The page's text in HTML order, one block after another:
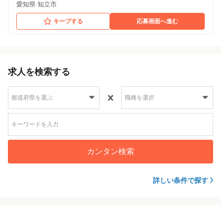
愛知県 知立市
キープする 応募画面へ進む
求人を検索する
カンタン検索
詳しい条件で探す